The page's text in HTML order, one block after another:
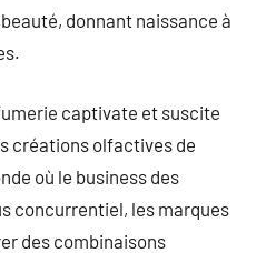
donnant naissance à
captivate et suscite
créations olfactives de
où le business des
concurrentiel, les marques
des combinaisons